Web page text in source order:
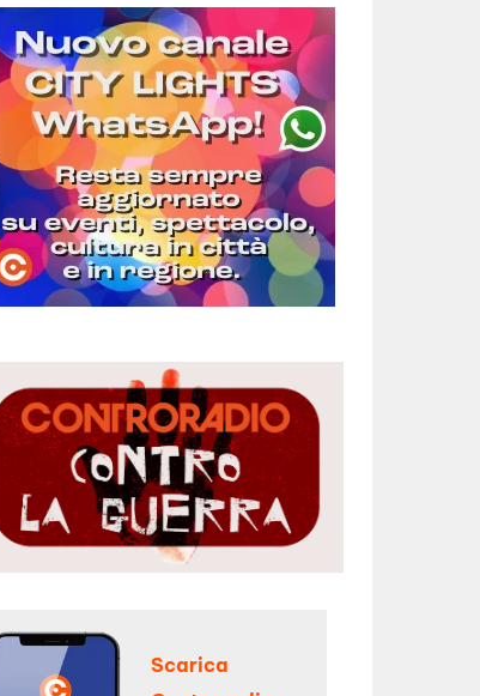
Scarica